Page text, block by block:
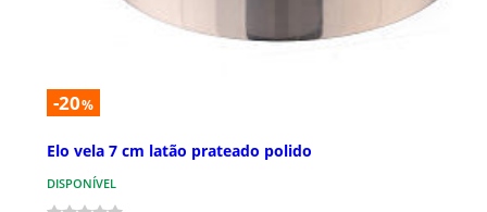
-20%
Elo vela 7 cm latão prateado polido
DISPONÍVEL